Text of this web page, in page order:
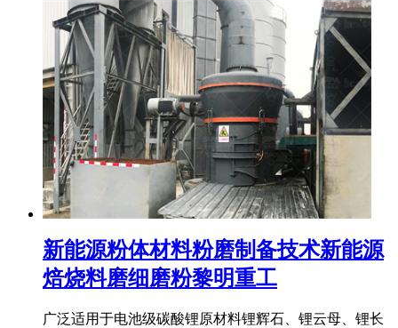
新能源粉体材料粉磨制备技术新能源
焙烧料磨细磨粉黎明重工
广泛适用于电池级碳酸锂原材料锂辉石、锂云母、锂长